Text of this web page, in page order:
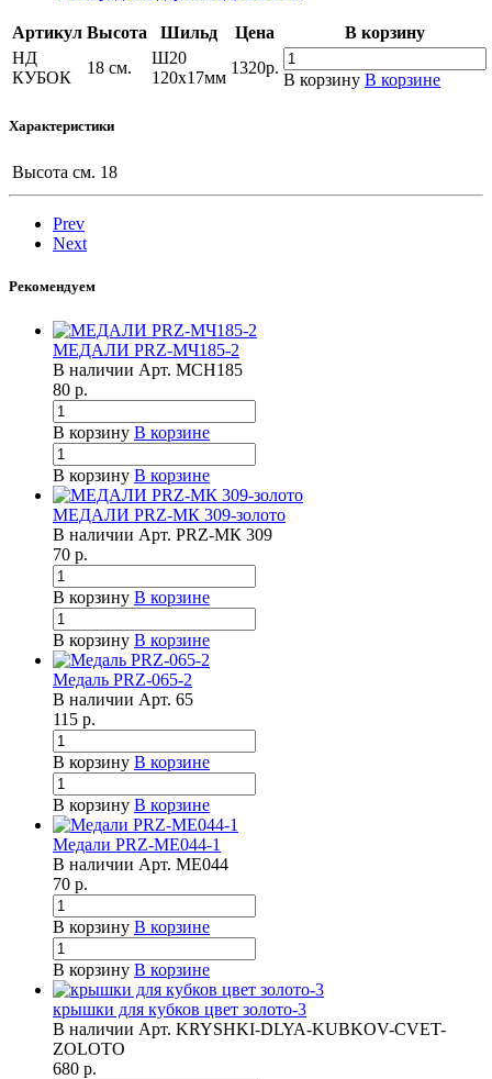
Артикул Высота Шильд Цена
В корзину
НД
КУБОК
18 см.
Ш20
120х17мм
1320р.
В корзину В корзине
Характеристики
Высота см. 18
Prev
Next
Рекомендуем
МЕДАЛИ PRZ-МЧ185-2
В наличии Арт. MCH185
80 р.
В корзину В корзине
В корзину В корзине
МЕДАЛИ PRZ-МК 309-золото
В наличии Арт. PRZ-МК 309
70 р.
В корзину В корзине
В корзину В корзине
Медаль PRZ-065-2
В наличии Арт. 65
115 р.
В корзину В корзине
В корзину В корзине
Медали PRZ-ME044-1
В наличии Арт. ME044
70 р.
В корзину В корзине
В корзину В корзине
крышки для кубков цвет золото-3
В наличии Арт. KRYSHKI-DLYA-KUBKOV-CVET-
ZOLOTO
680 р.